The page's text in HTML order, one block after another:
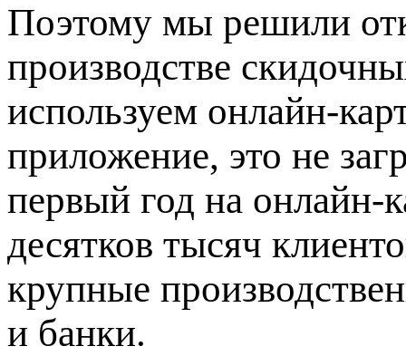
Поэтому мы решили
производстве
используем онлайн-
приложение, это не
первый год на онлайн-
десятков тысяч
крупные
и банки.